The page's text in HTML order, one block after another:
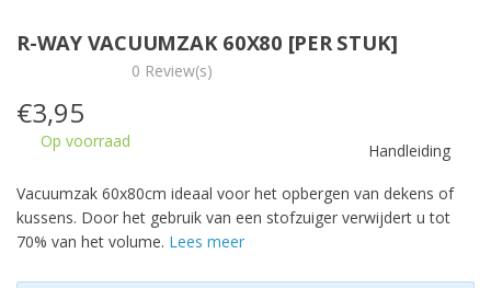
R-WAY VACUUMZAK 60X80 [PER STUK]
0 Review(s)
€3,95
Op voorraad Handleiding
Vacuumzak 60x80cm ideaal voor het opbergen van dekens of
kussens. Door het gebruik van een stofzuiger verwijdert u tot
70% van het volume. Lees meer